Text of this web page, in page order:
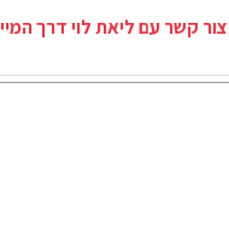
צור קשר עם ליאת לוי דרך